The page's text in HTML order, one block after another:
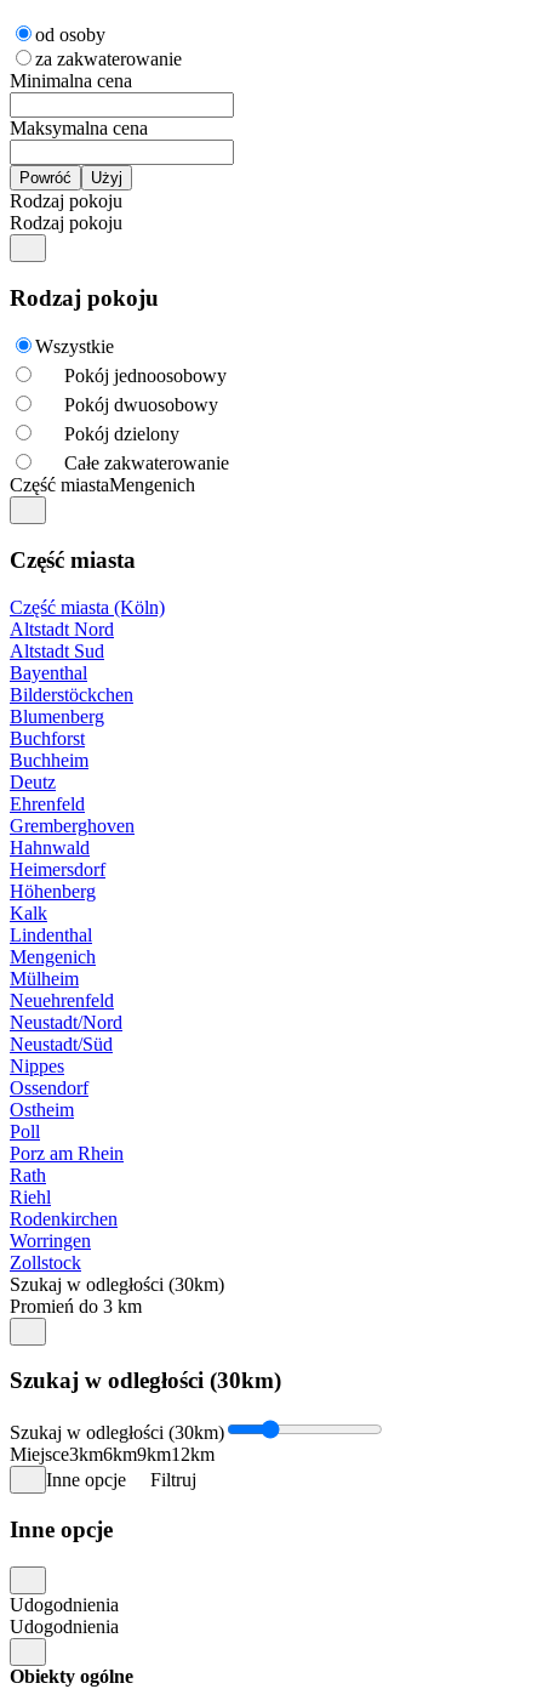
od osoby
za zakwaterowanie
Minimalna cena
Maksymalna cena
Rodzaj pokoju
Rodzaj pokoju
Rodzaj pokoju
Wszystkie
Pokój jednoosobowy
Pokój dwuosobowy
Pokój dzielony
Całe zakwaterowanie
Część miastaMengenich
Część miasta
Część miasta (Köln)
Altstadt Nord
Altstadt Sud
Bayenthal
Bilderstöckchen
Blumenberg
Buchforst
Buchheim
Deutz
Ehrenfeld
Gremberghoven
Hahnwald
Heimersdorf
Höhenberg
Kalk
Lindenthal
Mengenich
Mülheim
Neuehrenfeld
Neustadt/Nord
Neustadt/Süd
Nippes
Ossendorf
Ostheim
Poll
Porz am Rhein
Rath
Riehl
Rodenkirchen
Worringen
Zollstock
Szukaj w odległości (30km)
Promień do 3 km
Szukaj w odległości (30km)
Szukaj w odległości (30km)
Miejsce3km6km9km12km
Inne opcje
Filtruj
Inne opcje
Udogodnienia
Udogodnienia
Obiekty ogólne